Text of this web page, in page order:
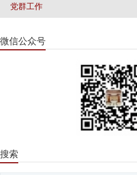
党群工作
微信公众号
搜索